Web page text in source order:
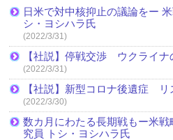
日米で対中核抑止の議論をー
シ・ヨシハラ氏
(2022/3/31)
【社説】停戦交渉 ウクライナ
(2022/3/31)
【社説】新型コロナ後遺症
(2022/3/30)
数カ月にわたる長期戦もー米
究員 トシ・ヨシハラ氏